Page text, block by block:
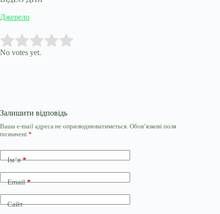
Джерело
Rate this item:
No votes yet.
Залишити відповідь
Ваша e-mail адреса не оприлюднюватиметься. Обов’язкові поля
позначені *
Ім’я*
Email*
Сайт